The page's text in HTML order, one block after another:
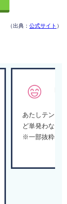
（出典： 公式サイト ）
あたしテンプ
ど単発わなく
※一部抜粋